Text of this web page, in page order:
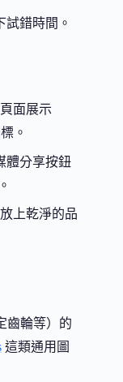
錯時間。
面展示
。
體分享按鈕
上乾淨的品
齒輪等）的
這類通用圖